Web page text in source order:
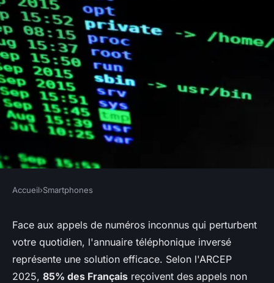
SMARTPHONES
Découvrez l'annuaire inverse :
trouvez des numéros
facilement !
Accueil›Smartphones
Face aux appels de numéros inconnus qui perturbent
votre quotidien, l'annuaire téléphonique inversé
représente une solution efficace. Selon l'ARCEP
2025, 85% des Français reçoivent des appels non